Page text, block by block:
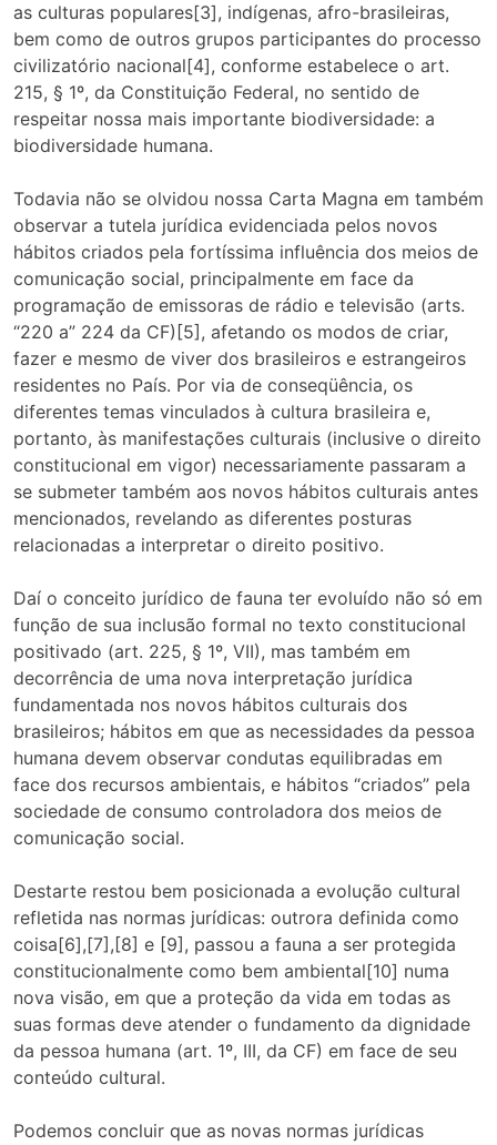
as culturas populares[3], indígenas, afro-brasileiras,
bem como de outros grupos participantes do processo
civilizatório nacional[4], conforme estabelece o art.
215, § 1º, da Constituição Federal, no sentido de
respeitar nossa mais importante biodiversidade: a
biodiversidade humana.
Todavia não se olvidou nossa Carta Magna em também
observar a tutela jurídica evidenciada pelos novos
hábitos criados pela fortíssima influência dos meios de
comunicação social, principalmente em face da
programação de emissoras de rádio e televisão (arts.
“220 a” 224 da CF)[5], afetando os modos de criar,
fazer e mesmo de viver dos brasileiros e estrangeiros
residentes no País. Por via de conseqüência, os
diferentes temas vinculados à cultura brasileira e,
portanto, às manifestações culturais (inclusive o direito
constitucional em vigor) necessariamente passaram a
se submeter também aos novos hábitos culturais antes
mencionados, revelando as diferentes posturas
relacionadas a interpretar o direito positivo.
Daí o conceito jurídico de fauna ter evoluído não só em
função de sua inclusão formal no texto constitucional
positivado (art. 225, § 1º, VII), mas também em
decorrência de uma nova interpretação jurídica
fundamentada nos novos hábitos culturais dos
brasileiros; hábitos em que as necessidades da pessoa
humana devem observar condutas equilibradas em
face dos recursos ambientais, e hábitos “criados” pela
sociedade de consumo controladora dos meios de
comunicação social.
Destarte restou bem posicionada a evolução cultural
refletida nas normas jurídicas: outrora definida como
coisa[6],[7],[8] e [9], passou a fauna a ser protegida
constitucionalmente como bem ambiental[10] numa
nova visão, em que a proteção da vida em todas as
suas formas deve atender o fundamento da dignidade
da pessoa humana (art. 1º, III, da CF) em face de seu
conteúdo cultural.
Podemos concluir que as novas normas jurídicas